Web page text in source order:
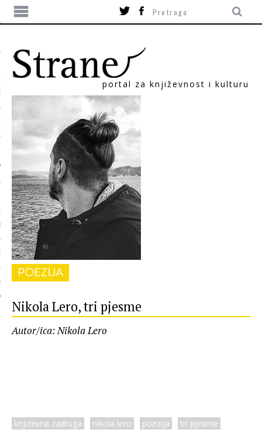
portal za književnost i kulturu
POEZIJA
Nikola Lero, tri pjesme
Autor/ica: Nikola Lero
knjizevna zadruga nikola lero poezija tri pjesme